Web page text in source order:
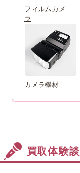
フィルムカメ
ラ
カメラ機材
買取体験談